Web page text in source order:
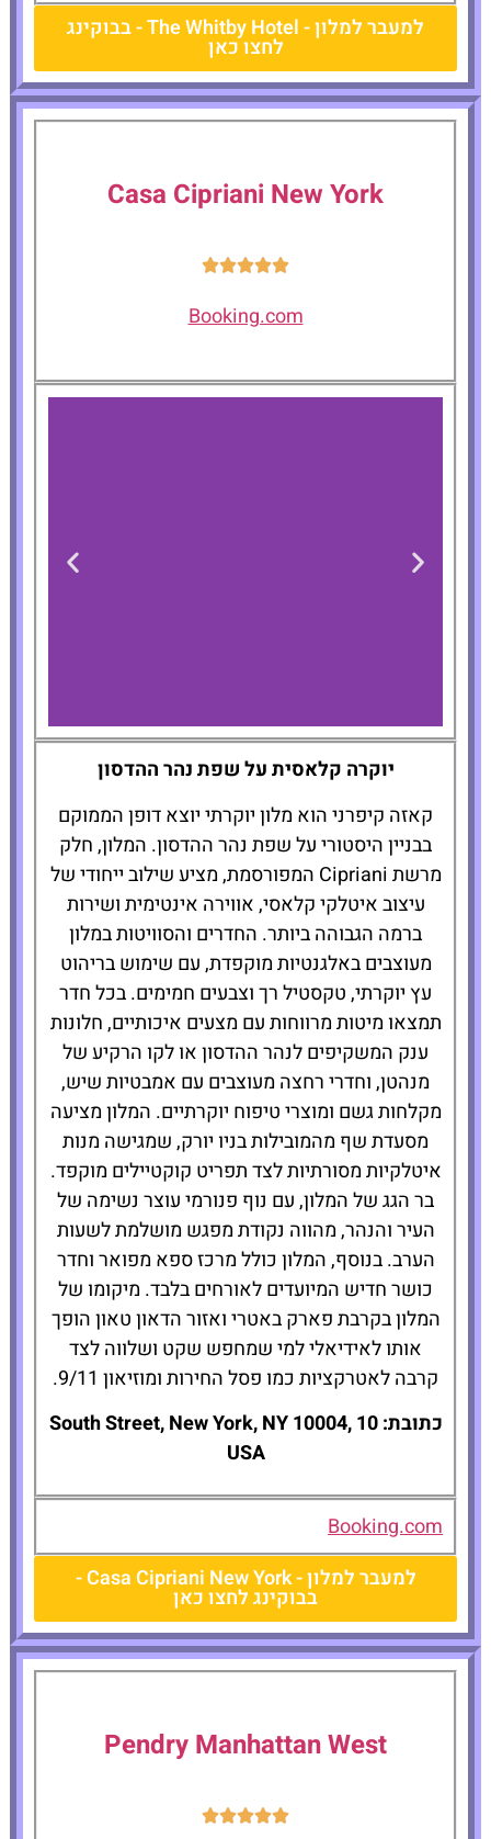
למעבר למלון - The Whitby Hotel - בבוקינג
לחצו כאן
Casa Cipriani New York
Booking.com
Casa Cipriani
להזמנת
המלון לחצו
כאן
יוקרה קלאסית על שפת נהר ההדסון
קאזה קיפרני הוא מלון יוקרתי יוצא דופן הממוקם
בבניין היסטורי על שפת נהר ההדסון. המלון, חלק
מרשת Cipriani המפורסמת, מציע שילוב ייחודי של
עיצוב איטלקי קלאסי, אווירה אינטימית ושירות
ברמה הגבוהה ביותר. החדרים והסוויטות במלון
מעוצבים באלגנטיות מוקפדת, עם שימוש בריהוט
עץ יוקרתי, טקסטיל רך וצבעים חמימים. בכל חדר
תמצאו מיטות מרווחות עם מצעים איכותיים, חלונות
ענק המשקיפים לנהר ההדסון או לקו הרקיע של
מנהטן, וחדרי רחצה מעוצבים עם אמבטיות שיש,
מקלחות גשם ומוצרי טיפוח יוקרתיים. המלון מציעה
מסעדת שף מהמובילות בניו יורק, שמגישה מנות
איטלקיות מסורתיות לצד תפריט קוקטיילים מוקפד.
בר הגג של המלון, עם נוף פנורמי עוצר נשימה של
העיר והנהר, מהווה נקודת מפגש מושלמת לשעות
הערב. בנוסף, המלון כולל מרכז ספא מפואר וחדר
כושר חדיש המיועדים לאורחים בלבד. מיקומו של
המלון בקרבת פארק באטרי ואזור הדאון טאון הופך
אותו לאידיאלי למי שמחפש שקט ושלווה לצד
קרבה לאטרקציות כמו פסל החירות ומוזיאון 9/11.
כתובת: 10 South Street, New York, NY 10004,
USA
Booking.com
למעבר למלון - Casa Cipriani New York -
בבוקינג לחצו כאן
Pendry Manhattan West